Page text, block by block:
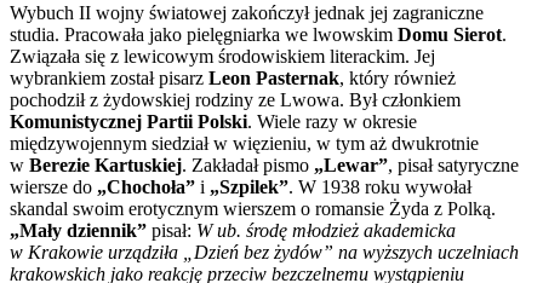
Wybuch II wojny światowej zakończył jednak jej zagraniczne
studia. Pracowała jako pielęgniarka we lwowskim Domu Sierot.
Związała się z lewicowym środowiskiem literackim. Jej
wybrankiem został pisarz Leon Pasternak, który również
pochodził z żydowskiej rodziny ze Lwowa. Był członkiem
Komunistycznej Partii Polski. Wiele razy w okresie
międzywojennym siedział w więzieniu, w tym aż dwukrotnie
w Berezie Kartuskiej. Zakładał pismo „Lewar”, pisał satyryczne
wiersze do „Chochoła” i „Szpilek”. W 1938 roku wywołał
skandal swoim erotycznym wierszem o romansie Żyda z Polką.
„Mały dziennik” pisał: W ub. środę młodzież akademicka
w Krakowie urządziła „Dzień bez żydów” na wyższych uczelniach
krakowskich jako reakcję przeciw bezczelnemu wystąpieniu